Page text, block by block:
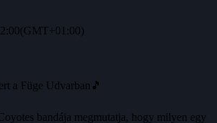
(GMT+01:00)
a Füge Udvarban🎵
bandája megmutatja, hogy milyen egy